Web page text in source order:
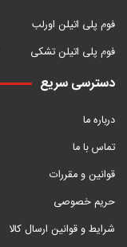
فوم پلی اتیلن اورلب
فوم پلی اتیلن تشکی
دسترسی سریع
درباره ما
تماس با ما
قوانین و مقررات
حریم خصوصی
شرایط و قوانین ارسال کالا